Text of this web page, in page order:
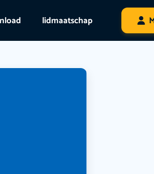
lidmaatschap